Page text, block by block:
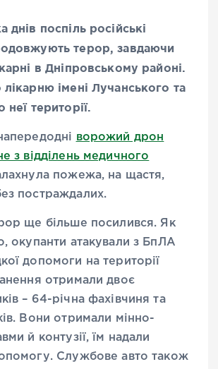
днів поспіль російські
терор, завдаючи
в Дніпровському районі.
імені Лучанського та
неї території.
ворожий дрон
з відділень медичного
пожежа, на щастя,
постраждалих.
ще більше посилився. Як
окупанти атакували з БпЛА
допомоги на території
отримали двоє
– 64-річна фахівчиня та
Вони отримали мінно-
й контузії, їм надали
Службове авто також